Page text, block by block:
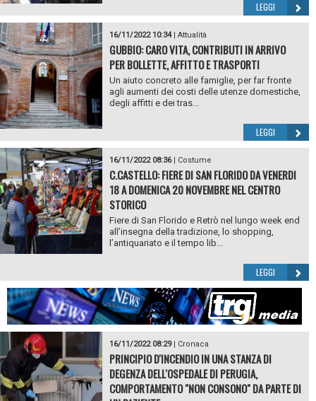
LEGGI
16/11/2022 10:34| Attualità
GUBBIO: CARO VITA, CONTRIBUTI IN ARRIVO
PER BOLLETTE, AFFITTO E TRASPORTI
Un aiuto concreto alle famiglie, per far fronte
agli aumenti dei costi delle utenze domestiche,
degli affitti e dei tras...
LEGGI
16/11/2022 08:36| Costume
C.CASTELLO: FIERE DI SAN FLORIDO DA VENERDI
18 A DOMENICA 20 NOVEMBRE NEL CENTRO
STORICO
Fiere di San Florido e Retrò nel lungo week end
all’insegna della tradizione, lo shopping,
l’antiquariato e il tempo lib...
LEGGI
16/11/2022 08:29| Cronaca
PRINCIPIO D'INCENDIO IN UNA STANZA DI
DEGENZA DELL'OSPEDALE DI PERUGIA,
COMPORTAMENTO "NON CONSONO" DA PARTE DI